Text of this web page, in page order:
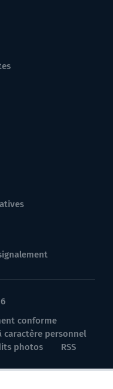
conforme
caractère personnel
photos RSS